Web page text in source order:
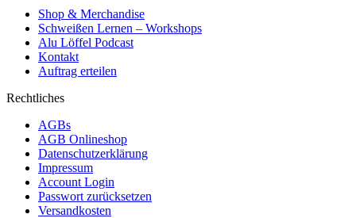
Shop & Merchandise
Schweißen Lernen – Workshops
Alu Löffel Podcast
Kontakt
Auftrag erteilen
Rechtliches
AGBs
AGB Onlineshop
Datenschutzerklärung
Impressum
Account Login
Passwort zurücksetzen
Versandkosten